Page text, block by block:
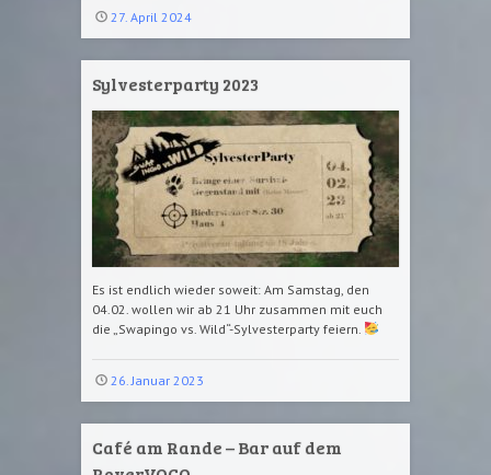
27. April 2024
Sylvesterparty 2023
Es ist endlich wieder soweit: Am Samstag, den
04.02. wollen wir ab 21 Uhr zusammen mit euch
die „Swapingo vs. Wild“-Sylvesterparty feiern.
26. Januar 2023
Café am Rande – Bar auf dem